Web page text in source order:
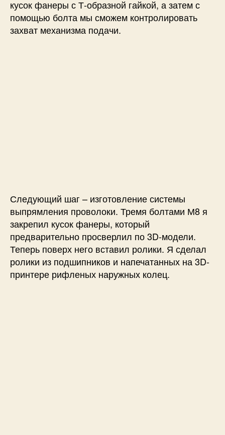
кусок фанеры с Т-образной гайкой, а затем с
помощью болта мы сможем контролировать
захват механизма подачи.
Следующий шаг – изготовление системы
выпрямления проволоки. Тремя болтами М8 я
закрепил кусок фанеры, который
предварительно просверлил по 3D-модели.
Теперь поверх него вставил ролики. Я сделал
ролики из подшипников и напечатанных на 3D-
принтере рифленых наружных колец.